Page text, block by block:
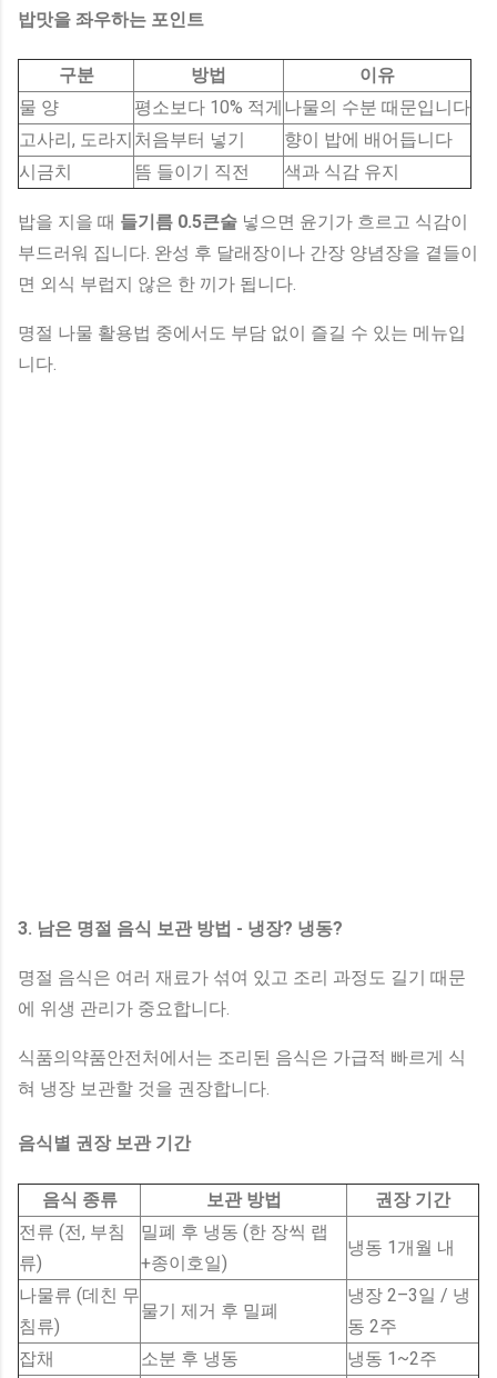
밥맛을 좌우하는 포인트
구분 방법
이유
물 양
평소보다 10% 적게 나물의 수분 때문입니다
고사리, 도라지 처음부터 넣기
향이 밥에 배어듭니다
시금치
뜸 들이기 직전 색과 식감 유지
밥을 지을 때 들기름 0.5큰술 넣으면 윤기가 흐르고 식감이
부드러워 집니다. 완성 후 달래장이나 간장 양념장을 곁들이
면 외식 부럽지 않은 한 끼가 됩니다.
명절 나물 활용법 중에서도 부담 없이 즐길 수 있는 메뉴입
니다.
3. 남은 명절 음식 보관 방법 - 냉장? 냉동?
명절 음식은 여러 재료가 섞여 있고 조리 과정도 길기 때문
에 위생 관리가 중요합니다.
식품의약품안전처에서는 조리된 음식은 가급적 빠르게 식
혀 냉장 보관할 것을 권장합니다.
음식별 권장 보관 기간
음식 종류 보관 방법
권장 기간
전류 (전, 부침
류)
밀폐 후 냉동 (한 장씩 랩
+종이호일)
냉동 1개월 내
나물류 (데친 무
침류)
물기 제거 후 밀폐
냉장 2–3일 / 냉
동 2주
잡채
소분 후 냉동
냉동 1~2주